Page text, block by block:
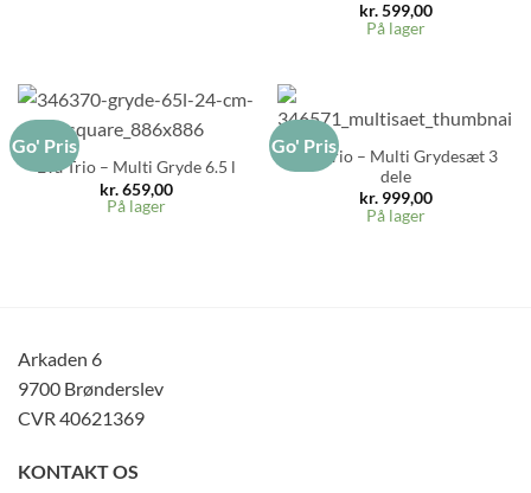
kr.599,00
På lager
Go' Pris
Eva Trio – Multi Gryde 6.5 l
kr.659,00
På lager
Go' Pris
Eva Trio – Multi Grydesæt 3
dele
kr.999,00
På lager
Arkaden 6
9700 Brønderslev
CVR 40621369
KONTAKT OS